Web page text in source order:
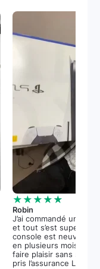
★★★★★
Robin
J’ai commandé une
et tout s’est super
console est neuve, et
en plusieurs mois m’a
faire plaisir sans stress.
pris l’assurance